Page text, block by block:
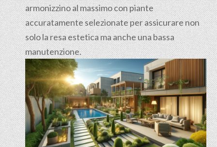
armonizzino al massimo con piante
accuratamente selezionate per assicurare non
solo la resa estetica ma anche una bassa
manutenzione.